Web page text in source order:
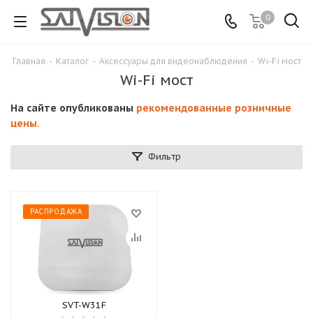
0
Главная - Каталог - Аксессуары для видеонаблюдения - Wi-Fi мост
Wi-Fi мост
На сайте опубликованы рекомендованные розничные
цены.
Фильтр
РАСПРОДАЖА
SVT-W31F